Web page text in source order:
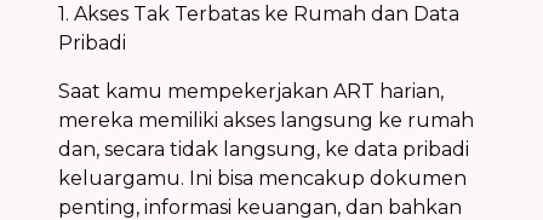
1. Akses Tak Terbatas ke Rumah dan Data
Pribadi
Saat kamu mempekerjakan ART harian,
mereka memiliki akses langsung ke rumah
dan, secara tidak langsung, ke data pribadi
keluargamu. Ini bisa mencakup dokumen
penting, informasi keuangan, dan bahkan